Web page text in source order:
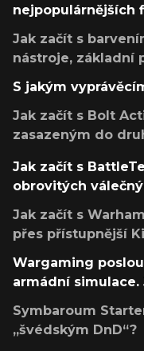
nejpopulárnějších
Jak začít s
nástroje, základní
S jakým
Jak začít s Bolt
zasazeným do
Jak začít s
obrovitých
Jak začít s
přes přístupnější
Wargaming
armádní simulace.
Symbaroum
„švédským DnD“?